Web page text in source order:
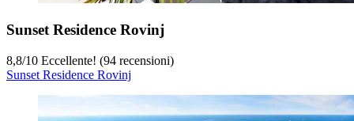
Sunset Residence Rovinj
8,8/10 Eccellente! (94 recensioni)
Sunset Residence Rovinj